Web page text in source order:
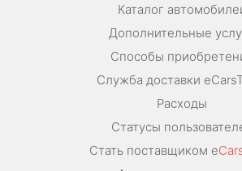
Каталог
Дополнительные
Способы
Служба доставки
Расходы
Статусы
Стать поставщиком e